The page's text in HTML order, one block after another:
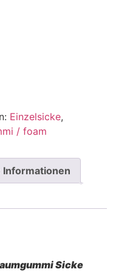
Einzelsicke,
/ foam
Informationen
Sicke